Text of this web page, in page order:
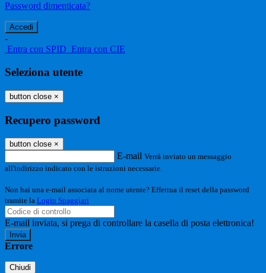
Password dimenticata?
-
Entra con SPID Entra con CIE
Seleziona utente
button close ×
Recupero password
button close ×
E-mail Verrà inviato un messaggio
all'indirizzo indicato con le istruzioni necessarie.
Non hai una e-mail associata al nome utente? Effettua il reset della password
tramite la Login Spaggiari
E-mail inviata, si prega di controllare la casella di posta elettronica!
Errore
Chiudi